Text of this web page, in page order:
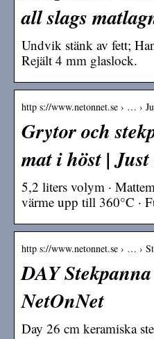
all slags
Undvik stänk av fett;
Rejält 4 mm glaslock.
http s://www.netonnet.se › … ›
Grytor och
mat i höst |
5,2 liters volym ·
värme upp till 360°C ·
http s://www.netonnet.se › … ›
DAY
NetOnNet
Day 26 cm keramiska